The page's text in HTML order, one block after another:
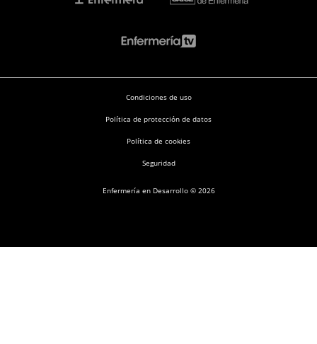
Enfermería en Desarrollo © 2026
Condiciones de uso
Política de protección de datos
Política de cookies
Seguridad